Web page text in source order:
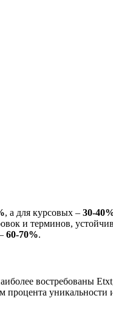
, а для курсовых – 30-
и терминов,
60-70%.
востребованы